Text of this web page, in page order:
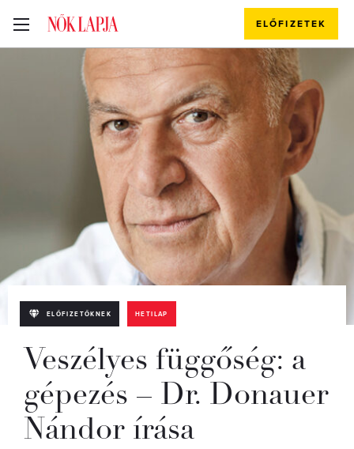
ELŐFIZETEK
ELŐFIZETŐKNEK HETILAP
Veszélyes függőség: a
gépezés – Dr. Donauer
Nándor írása